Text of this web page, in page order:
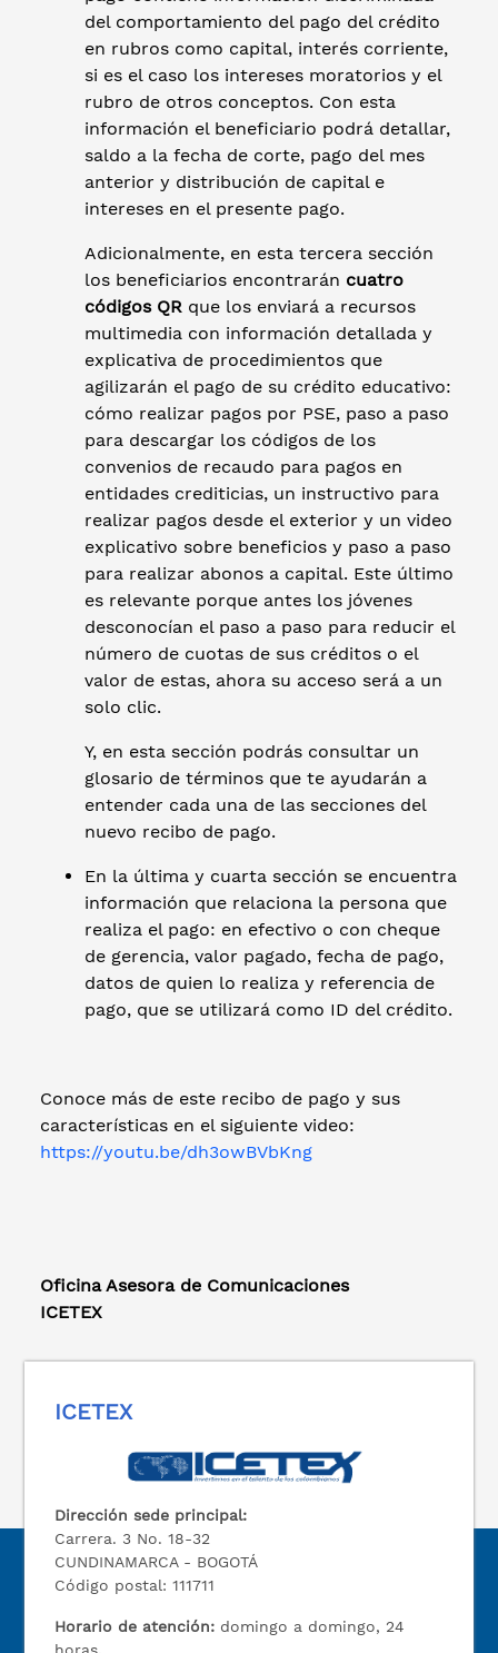
del comportamiento del pago del crédito
en rubros como capital, interés corriente,
si es el caso los intereses moratorios y el
rubro de otros conceptos. Con esta
información el beneficiario podrá detallar,
saldo a la fecha de corte, pago del mes
anterior y distribución de capital e
intereses en el presente pago.
Adicionalmente, en esta tercera sección
los beneficiarios encontrarán cuatro
códigos QR que los enviará a recursos
multimedia con información detallada y
explicativa de procedimientos que
agilizarán el pago de su crédito educativo:
cómo realizar pagos por PSE, paso a paso
para descargar los códigos de los
convenios de recaudo para pagos en
entidades crediticias, un instructivo para
realizar pagos desde el exterior y un video
explicativo sobre beneficios y paso a paso
para realizar abonos a capital. Este último
es relevante porque antes los jóvenes
desconocían el paso a paso para reducir el
número de cuotas de sus créditos o el
valor de estas, ahora su acceso será a un
solo clic.
Y, en esta sección podrás consultar un
glosario de términos que te ayudarán a
entender cada una de las secciones del
nuevo recibo de pago.
En la última y cuarta sección se encuentra
información que relaciona la persona que
realiza el pago: en efectivo o con cheque
de gerencia, valor pagado, fecha de pago,
datos de quien lo realiza y referencia de
pago, que se utilizará como ID del crédito.
Conoce más de este recibo de pago y sus
características en el siguiente video:
https://youtu.be/dh3owBVbKng
Oficina Asesora de Comunicaciones
ICETEX
ICETEX
Dirección sede principal:
Carrera. 3 No. 18-32
CUNDINAMARCA - BOGOTÁ
Código postal: 111711
Horario de atención: domingo a domingo, 24